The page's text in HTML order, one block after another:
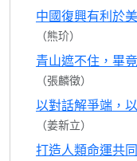
中國復興有利於
（熊玠）
青山遮不住，畢
（張麟徵）
以對話解爭端，
（姜新立）
打造人類命運共